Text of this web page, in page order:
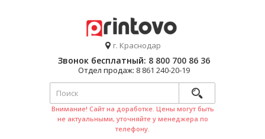
г. Краснодар
Звонок бесплатный: 8 800 700 86 36
Отдел продаж: 8 861 240-20-19
Внимание! Сайт на доработке. Цены могут быть
не актуальными, уточняйте у менеджера по
телефону.